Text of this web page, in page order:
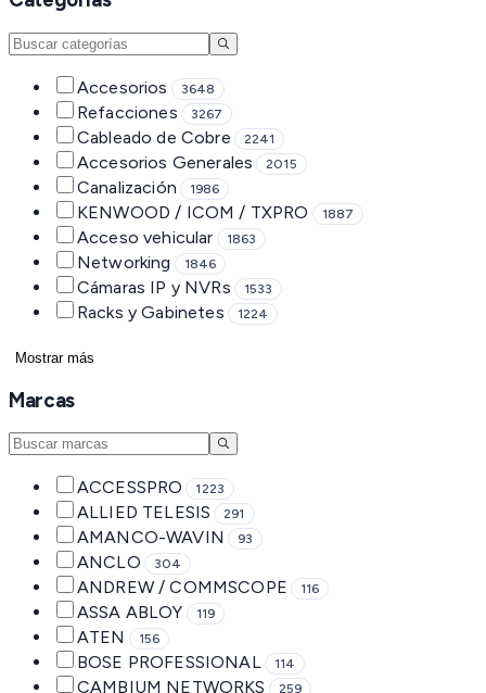
Accesorios 3648
Refacciones 3267
Cableado de Cobre 2241
Accesorios Generales 2015
Canalización 1986
KENWOOD / ICOM / TXPRO 1887
Acceso vehicular 1863
Networking 1846
Cámaras IP y NVRs 1533
Racks y Gabinetes 1224
Mostrar más
Marcas
ACCESSPRO 1223
ALLIED TELESIS 291
AMANCO-WAVIN 93
ANCLO 304
ANDREW / COMMSCOPE 116
ASSA ABLOY 119
ATEN 156
BOSE PROFESSIONAL 114
CAMBIUM NETWORKS 259